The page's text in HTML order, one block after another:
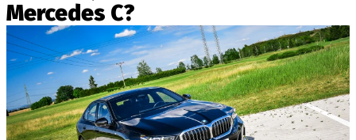
Mercedes C?